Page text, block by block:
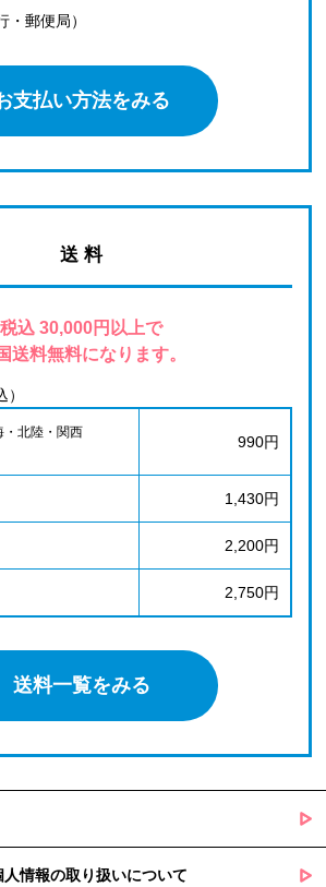
郵便局）
支払い方法をみる
送 料
税込 30,000円以上で
送料無料になります。
・北陸・関西
990円
1,430円
2,200円
2,750円
送料一覧をみる
情報の取り扱いについて